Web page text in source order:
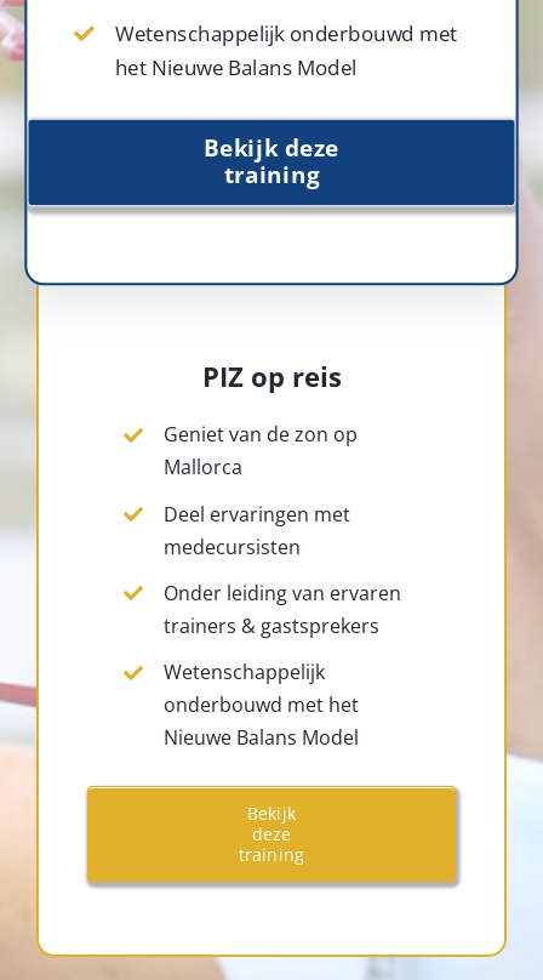
Wetenschappelijk onderbouwd met
het Nieuwe Balans Model
Bekijk deze
training
PIZ op reis
Geniet van de zon op
Mallorca
Deel ervaringen met
medecursisten
Onder leiding van ervaren
trainers & gastsprekers
Wetenschappelijk
onderbouwd met het
Nieuwe Balans Model
Bekijk
deze
training